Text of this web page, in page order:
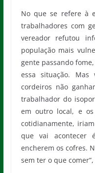
No que se refere à
trabalhadores com
vereador refutou
população mais
gente passando
essa situação. Mas
cordeiros não
trabalhador do
em outro local, e
cotidianamente,
que vai acontecer
encherem os cofres.
sem ter o que